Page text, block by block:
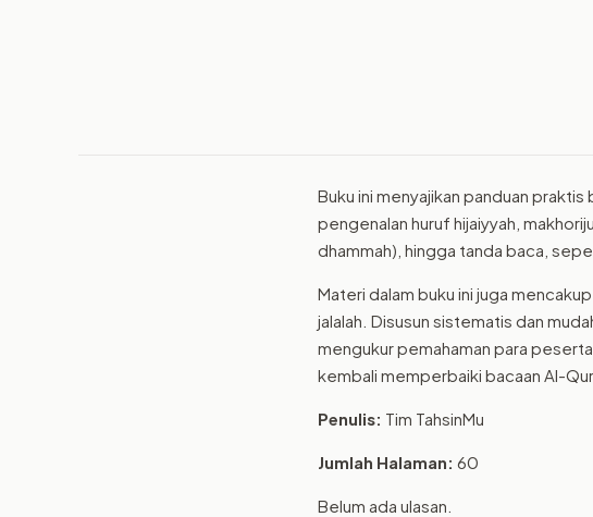
Buku ini menyajikan panduan
pengenalan huruf hijaiyyah,
dhammah), hingga tanda baca,
Materi dalam buku ini juga
jalalah. Disusun sistematis dan
mengukur pemahaman para
kembali memperbaiki bacaan Al-
Penulis: Tim TahsinMu
Jumlah Halaman: 60
Belum ada ulasan.